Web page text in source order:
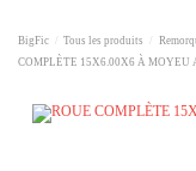
BigFic Tous les produits
COMPLÈTE 15X6.00X6 À MOYEU